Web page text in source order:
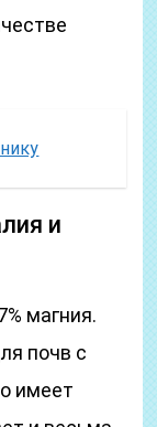
и
магния.
почв с
имеет